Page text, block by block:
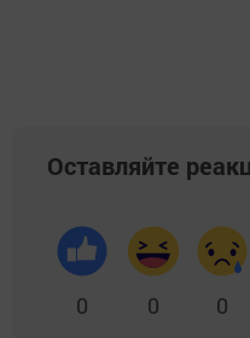
Оставляйте
0 0 0